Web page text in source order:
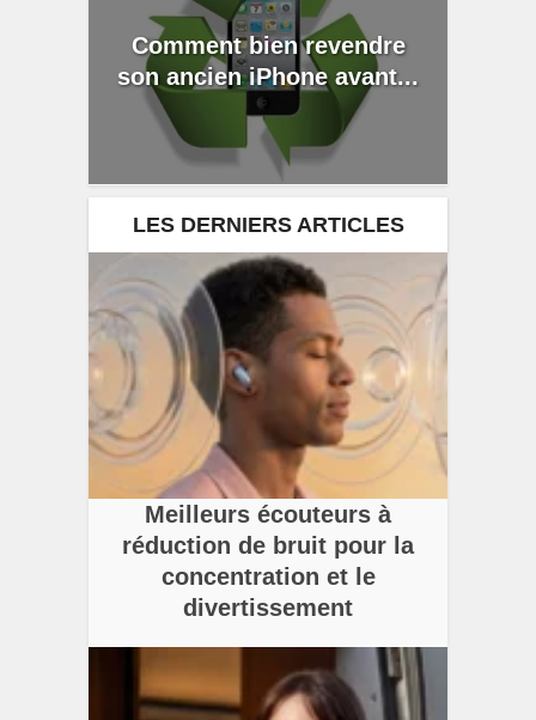
Comment bien revendre
son ancien iPhone avant...
LES DERNIERS ARTICLES
Meilleurs écouteurs à
réduction de bruit pour la
concentration et le
divertissement